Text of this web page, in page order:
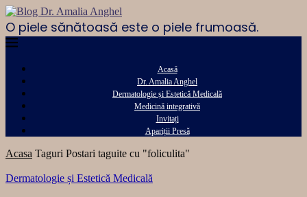
O piele sănătoasă este o piele frumoasă.
Acasă
Dr. Amalia Anghel
Dermatologie și Estetică Medicală
Medicină integrativă
Invitați
Apariții Presă
Acasa Taguri Postari taguite cu "foliculita"
Dermatologie și Estetică Medicală